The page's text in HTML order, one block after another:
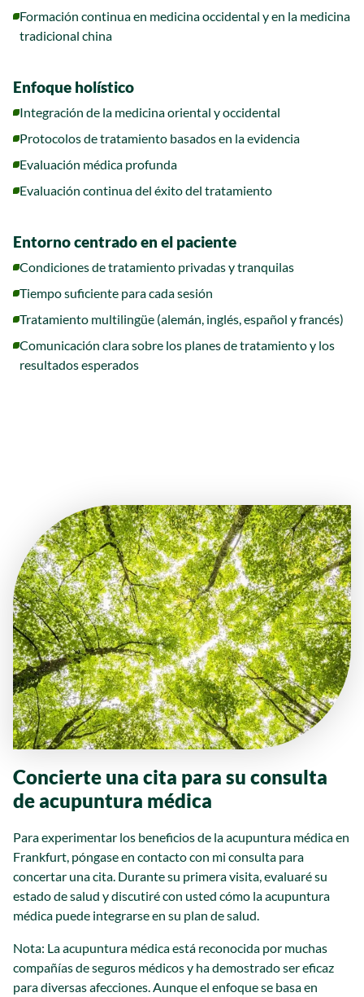
Formación continua en medicina occidental y en la medicina
tradicional china
Enfoque holístico
Integración de la medicina oriental y occidental
Protocolos de tratamiento basados en la evidencia
Evaluación médica profunda
Evaluación continua del éxito del tratamiento
Entorno centrado en el paciente
Condiciones de tratamiento privadas y tranquilas
Tiempo suficiente para cada sesión
Tratamiento multilingüe (alemán, inglés, español y francés)
Comunicación clara sobre los planes de tratamiento y los
resultados esperados
Concierte una cita para su consulta
de acupuntura médica
Para experimentar los beneficios de la acupuntura médica en
Frankfurt, póngase en contacto con mi consulta para
concertar una cita. Durante su primera visita, evaluaré su
estado de salud y discutiré con usted cómo la acupuntura
médica puede integrarse en su plan de salud.
Nota: La acupuntura médica está reconocida por muchas
compañías de seguros médicos y ha demostrado ser eficaz
para diversas afecciones. Aunque el enfoque se basa en